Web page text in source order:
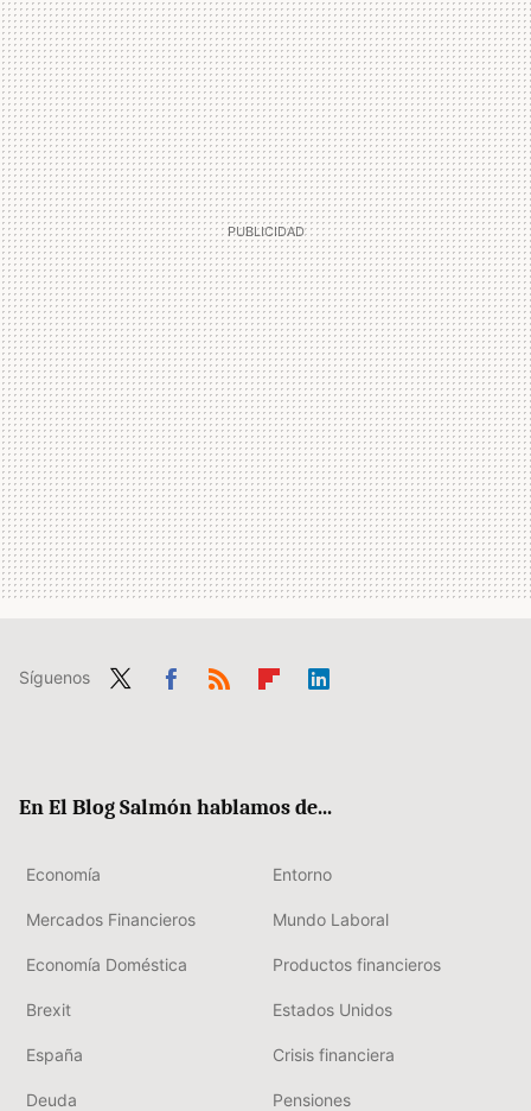
Síguenos
En El Blog Salmón hablamos de...
Economía Entorno
Mercados Financieros Mundo Laboral
Economía Doméstica Productos financieros
Brexit Estados Unidos
España Crisis financiera
Deuda Pensiones